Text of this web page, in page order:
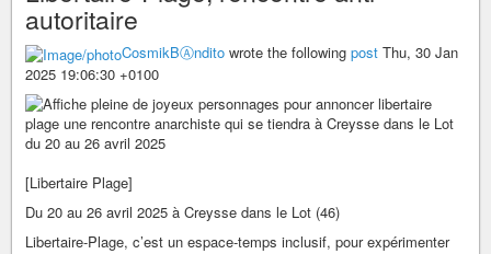
autoritaire
CosmikBⒶndito wrote the following post Thu, 30 Jan
2025 19:06:30 +0100
[Libertaire Plage]
Du 20 au 26 avril 2025 à Creysse dans le Lot (46)
Libertaire-Plage, c’est un espace-temps inclusif, pour expérimenter